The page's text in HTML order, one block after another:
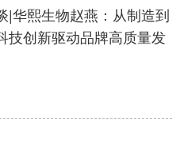
日本語 한국어
|华熙生物赵燕：从制造到
技创新驱动品牌高质量发